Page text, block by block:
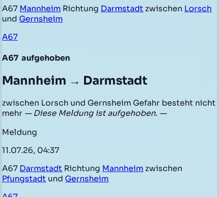
A67 Mannheim Richtung Darmstadt zwischen Lorsch
und Gernsheim
A67
A67 aufgehoben
Mannheim → Darmstadt
zwischen Lorsch und Gernsheim Gefahr besteht nicht
mehr — Diese Meldung ist aufgehoben. —
Meldung
11.07.26, 04:37
A67 Darmstadt Richtung Mannheim zwischen
Pfungstadt und Gernsheim